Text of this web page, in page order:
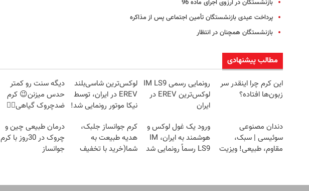
بازنشستگان در آرزوی اجرای ماده 96
پرداخت عیدی بازنشستگان تأمین اجتماعی پس از مذاکره
بازنشستگان همچنان در انتظار
مطالب پیشنهادی
این کرم چرا اینقدر سر
زبون‌ها افتاده؟
رونمایی رسمی IM LS9
لوکس‌ترین EREV در
ایران
لوکس‌ترین شاسی‌بلند
EREV در ایران، توسط
نیکا موتور رونمایی شد!
دیگه سنت رو کمتر
حدس میزنن😉 کرم
ضدچروک گیاهی👈🏻
دندان مصنوعی
سوئیسی | سبک،
مقاوم، طبیعی! ویزیت
ورود یک غول لوکس و
هوشمند به ایران، IM
LS9 رسماً رونمایی شد
کرم جوانساز جلبک،
هدیه طبیعت به
شما(خرید با تخفیف
درمان طبیعی چین و
چروک در 30روز با کرم
جوانساز